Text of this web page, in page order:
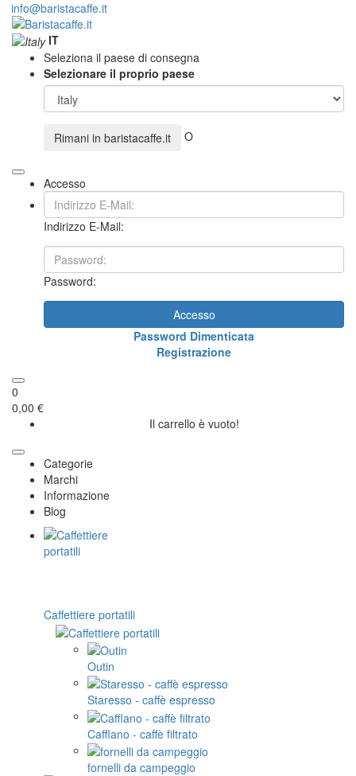
info@baristacaffe.it
IT
Seleziona il paese di consegna
Selezionare il proprio paese
Rimani in baristacaffe.it O
Accesso
Indirizzo E-Mail:
Password:
Accesso
Password Dimenticata
Registrazione
0
0,00 €
Il carrello è vuoto!
Categorie
Marchi
Informazione
Blog
Caffettiere portatili
Outin
Staresso - caffè espresso
Cafflano - caffè filtrato
fornelli da campeggio